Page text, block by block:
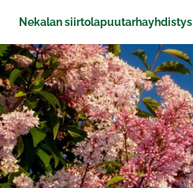
Siirry
sivun
sisältöön
Nekalan siirtolapuutarhayhdistys